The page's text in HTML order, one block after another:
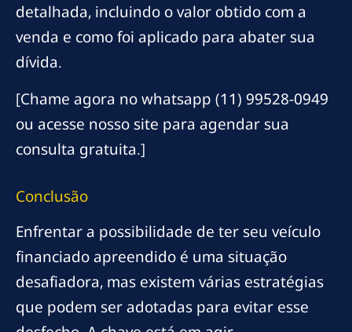
detalhada, incluindo o valor obtido com a
venda e como foi aplicado para abater sua
dívida.
[Chame agora no whatsapp (11) 99528-0949
ou acesse nosso site para agendar sua
consulta gratuita.]
Conclusão
Enfrentar a possibilidade de ter seu veículo
financiado apreendido é uma situação
desafiadora, mas existem várias estratégias
que podem ser adotadas para evitar esse